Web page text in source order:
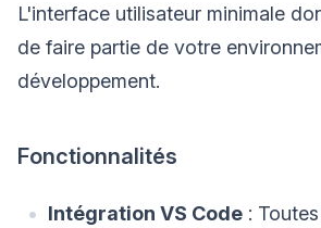
L'interface utilisateur minimale
de faire partie de votre
développement.
Fonctionnalités
Intégration VS Code :